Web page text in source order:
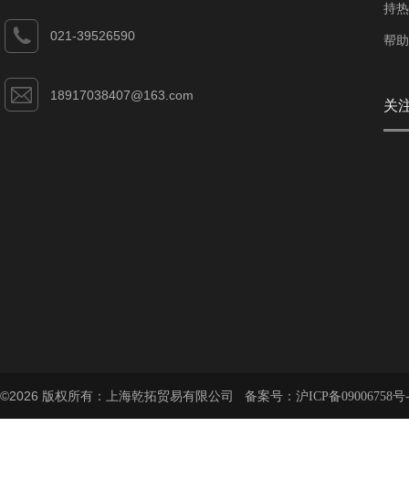
021-39526590
18917038407@163.com
持
帮
关
©2026 版权所有：上海乾拓贸易有限公司 备案号： 沪ICP备09006758号